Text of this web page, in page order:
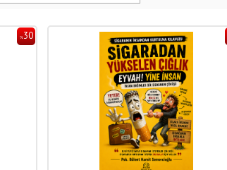
%30